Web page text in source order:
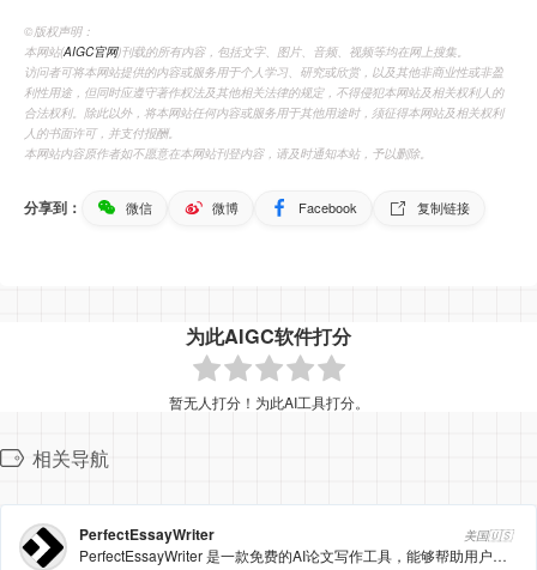
©️版权声明：
本网站(AIGC官网)刊载的所有内容，包括文字、图片、音频、视频等均在网上搜集。
访问者可将本网站提供的内容或服务用于个人学习、研究或欣赏，以及其他非商业性或非盈
利性用途，但同时应遵守著作权法及其他相关法律的规定，不得侵犯本网站及相关权利人的
合法权利。除此以外，将本网站任何内容或服务用于其他用途时，须征得本网站及相关权利
人的书面许可，并支付报酬。
本网站内容原作者如不愿意在本网站刊登内容，请及时通知本站，予以删除。
分享到： 微信 微博 Facebook 复制链接
为此AIGC软件打分
暂无人打分！为此AI工具打分。
相关导航
PerfectEssayWriter 美国🇺🇸
PerfectEssayWriter 是一款免费的AI论文写作工具，能够帮助用户快速生成结构清晰、内容丰富且风格自然的学术论文。它通过先进的自然语言处理技术和机器学习模型，为用户提供高质量的写作支持。